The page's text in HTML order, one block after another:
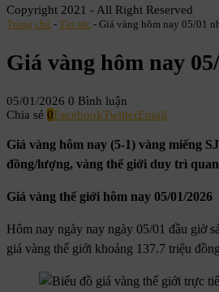
Copyright 2021 - All Right Reserved
Trang chủ - Tin tức - Giá vàng hôm nay 05/01
Giá vàng hôm nay
05/01/2026 0 Bình luận
Chia sẻ 0FacebookTwitterEmail
Giá vàng hôm nay (5-1) vàng miếng
đồng/lượng, vàng thế giới duy trì
Giá vàng thế giới hôm nay 05/01/2026
Hôm nay ngày nay ngày 05/01 đầu giờ
giá vàng thế giới khoảng 137.7 triệu